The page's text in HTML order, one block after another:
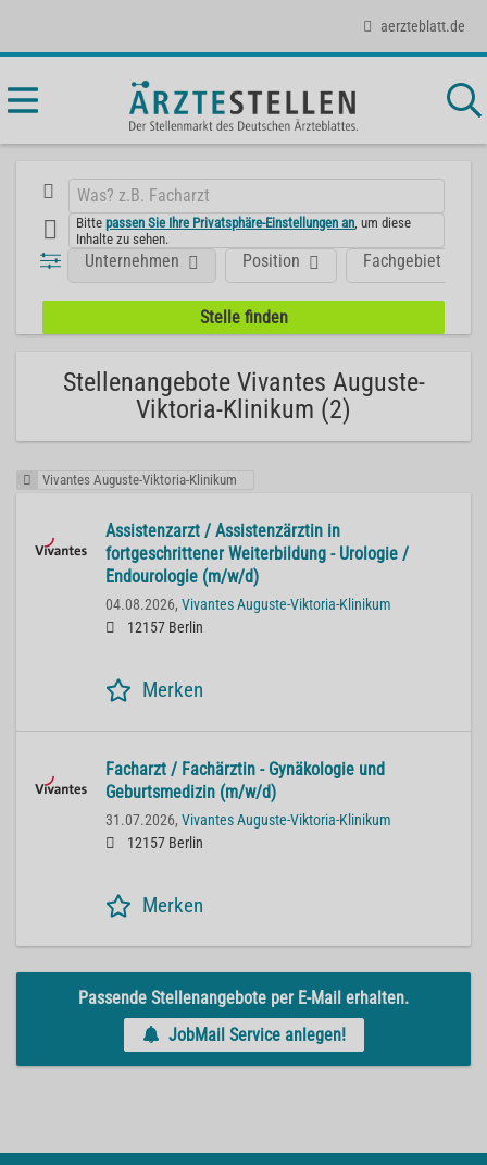
aerzteblatt.de
Bittepassen Sie Ihre Privatsphäre-Einstellungen an , um diese
Inhalte zu sehen.
Position Fachgebiet
Unternehmen
Stellenangebote Vivantes Auguste-
Viktoria-Klinikum (2)
Vivantes Auguste-Viktoria-Klinikum
Assistenzarzt / Assistenzärztin in
fortgeschrittener Weiterbildung - Urologie /
Endourologie (m/w/d)
04.08.2026, Vivantes Auguste-Viktoria-Klinikum
12157 Berlin
Merken
Facharzt / Fachärztin - Gynäkologie und
Geburtsmedizin (m/w/d)
31.07.2026, Vivantes Auguste-Viktoria-Klinikum
12157 Berlin
Merken
Passende Stellenangebote per E-Mail erhalten.
JobMail Service anlegen!